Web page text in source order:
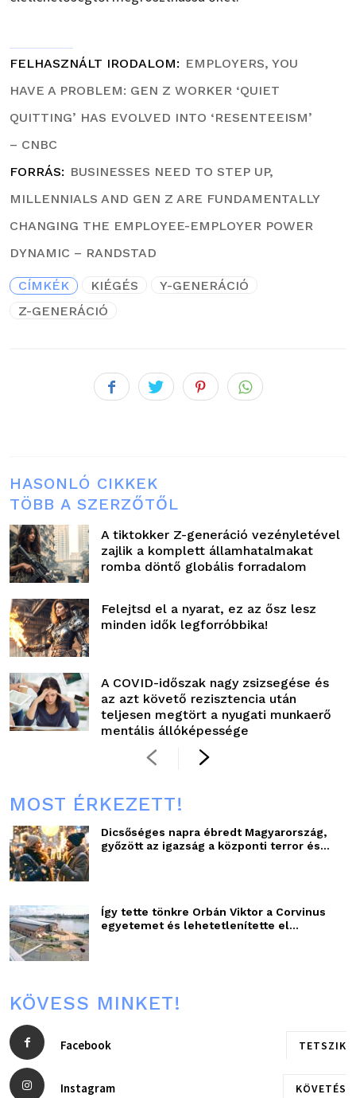
FELHASZNÁLT IRODALOM
EMPLOYERS, YOU
HAVE A PROBLEM: GEN Z WORKER ‘QUIET
QUITTING’ HAS EVOLVED INTO ‘RESENTEEISM’
– CNBC
FORRÁS
BUSINESSES NEED TO STEP UP,
MILLENNIALS AND GEN Z ARE FUNDAMENTALLY
CHANGING THE EMPLOYEE-EMPLOYER POWER
DYNAMIC – RANDSTAD
CÍMKÉK KIÉGÉS
Y-GENERÁCIÓ
Z-GENERÁCIÓ
HASONLÓ CIKKEK
TÖBB A SZERZŐTŐL
A tiktokker Z-generáció vezényletével
zajlik a komplett államhatalmakat
romba döntő globális forradalom
Felejtsd el a nyarat, ez az ősz lesz
minden idők legforróbbika!
A COVID-időszak nagy zsizsegése és
az azt követő rezisztencia után
teljesen megtört a nyugati munkaerő
mentális állóképessége
MOST ÉRKEZETT!
Dicsőséges napra ébredt Magyarország,
győzött az igazság a központi terror és...
Így tette tönkre Orbán Viktor a Corvinus
egyetemet és lehetetlenítette el...
KÖVESS MINKET!
Facebook TETSZIK
Instagram KÖVETÉS